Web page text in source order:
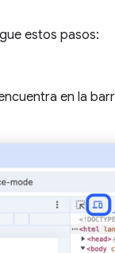
estos pasos:
en la